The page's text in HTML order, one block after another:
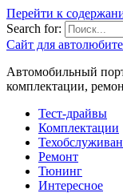
Перейти к
Search for:
Сайт для
Автомобильный
комплектации,
Тест-драйвы
Комплектации
Ремонт
Тюнинг
Интересное